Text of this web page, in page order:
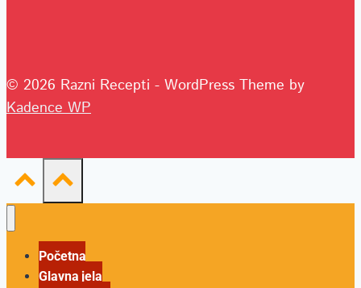
© 2026 Razni Recepti - WordPress Theme by
Kadence WP
Početna
Glavna jela